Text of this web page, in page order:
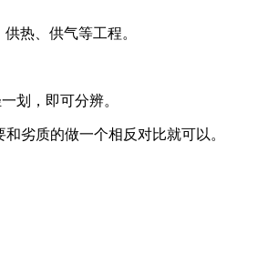
热、供气等工程。
划，即可分辨。
劣质的做一个相反对比就可以。